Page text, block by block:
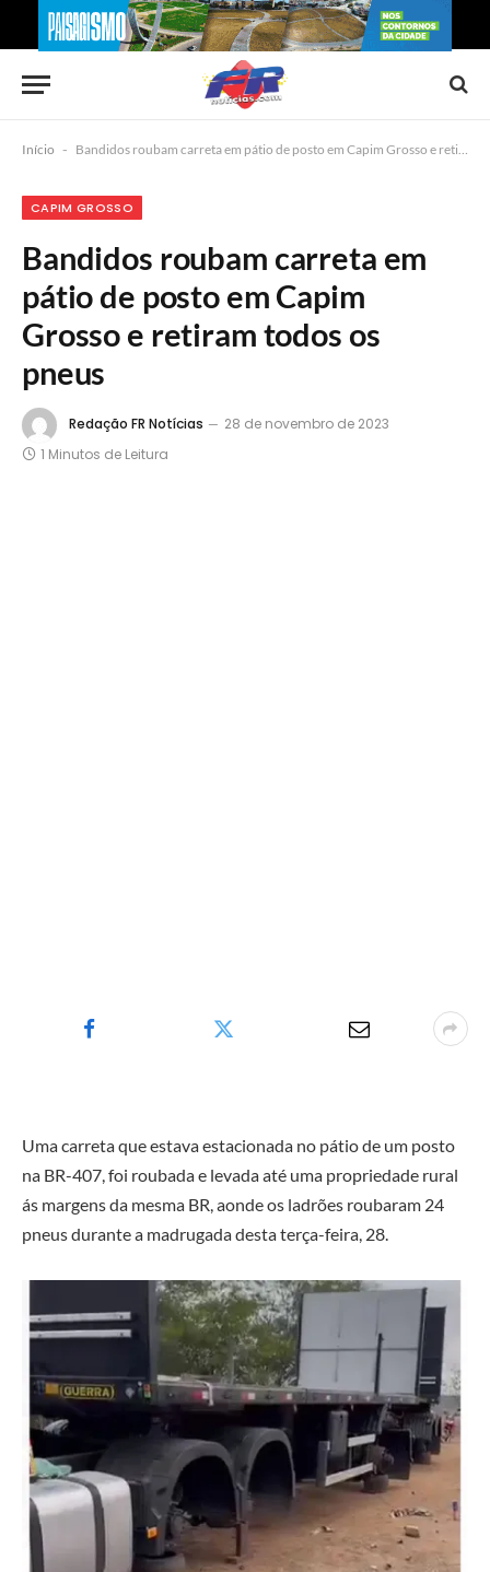
Início - Bandidos roubam carreta em pátio de posto em Capim Grosso e retiram todos os pneus
CAPIM GROSSO
Bandidos roubam carreta em
pátio de posto em Capim
Grosso e retiram todos os
pneus
Redação FR Notícias
28 de novembro de 2023
1 Minutos de Leitura
Uma carreta que estava estacionada no pátio de um posto
na BR-407, foi roubada e levada até uma propriedade rural
ás margens da mesma BR, aonde os ladrões roubaram 24
pneus durante a madrugada desta terça-feira, 28.